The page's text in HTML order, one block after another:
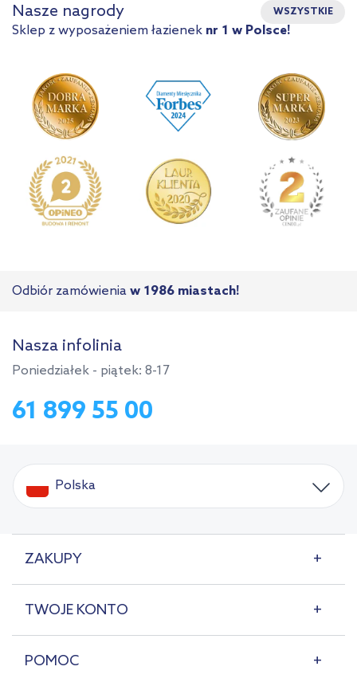
Nasze nagrody WSZYSTKIE
Sklep z wyposażeniem łazienek nr 1 w Polsce!
Odbiór zamówienia w 1986 miastach!
Nasza infolinia
Poniedziałek - piątek: 8-17
61 899 55 00
Polska
ZAKUPY
TWOJE KONTO
POMOC